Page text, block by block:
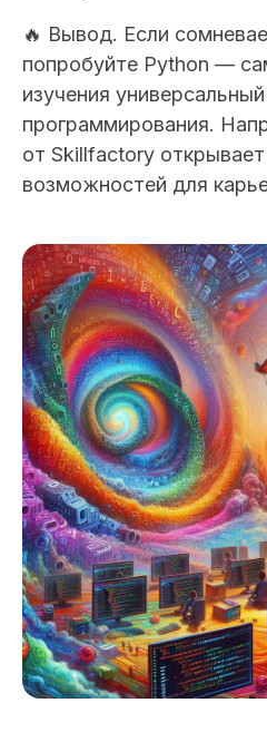
🔥 Вывод. Если
попробуйте Python —
изучения
программирования.
от Skillfactory
возможностей для